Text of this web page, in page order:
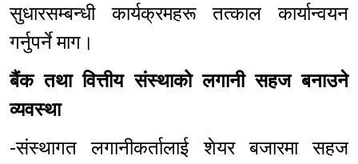
सुधारसम्बन्धी कार्यक्रमहरू तत्काल कार्यान्वयन
गर्नुपर्ने माग।
बैंक तथा वित्तीय संस्थाको लगानी सहज बनाउने
व्यवस्था
-संस्थागत लगानीकर्तालाई शेयर बजारमा सहज